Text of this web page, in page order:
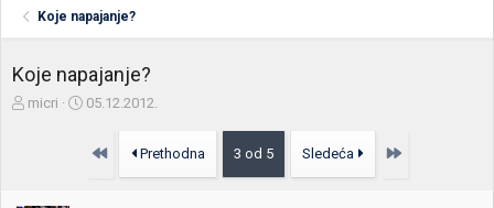
Koje napajanje?
Koje napajanje?
Z
micri
D
05.12.2012.
Prvo Prethodna 3 od 5 Sledeća Poslednja